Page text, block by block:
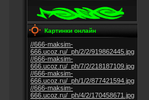
Картинки онлайн
//666-maksim-
666.ucoz.ru/_ph/2/2/919862445.jpg
//666-maksim-
666.ucoz.ru/_ph/7/2/218187109.jpg
//666-maksim-
666.ucoz.ru/_ph/1/2/877421594.jpg
//666-maksim-
666.ucoz.ru/_ph/4/2/170458671.jpg